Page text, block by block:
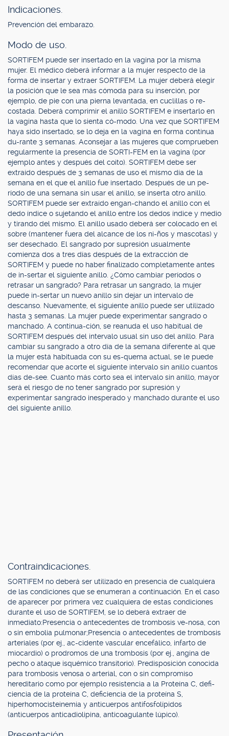
Indicaciones.
Prevención del embarazo.
Modo de uso.
SORTIFEM puede ser insertado en la vagina por la misma
mujer. El médico deberá informar a la mujer respecto de la
forma de insertar y extraer SORTIFEM. La mujer deberá elegir
la posición que le sea más cómoda para su inserción, por
ejemplo, de pie con una pierna levantada, en cuclillas o re-
costada. Deberá comprimir el anillo SORTIFEM e insertarlo en
la vagina hasta que lo sienta có-modo. Una vez que SORTIFEM
haya sido insertado, se lo deja en la vagina en forma continua
du-rante 3 semanas. Aconsejar a las mujeres que comprueben
regularmente la presencia de SORTI-FEM en la vagina (por
ejemplo antes y después del coito). SORTIFEM debe ser
extraído después de 3 semanas de uso el mismo día de la
semana en el que el anillo fue insertado. Después de un pe-
ríodo de una semana sin usar el anillo, se inserta otro anillo.
SORTIFEM puede ser extraído engan-chando el anillo con el
dedo índice o sujetando el anillo entre los dedos índice y medio
y tirando del mismo. El anillo usado deberá ser colocado en el
sobre (mantener fuera del alcance de los ni-ños y mascotas) y
ser desechado. El sangrado por supresión usualmente
comienza dos a tres días después de la extracción de
SORTIFEM y puede no haber finalizado completamente antes
de in-sertar el siguiente anillo. ¿Cómo cambiar períodos o
retrasar un sangrado? Para retrasar un sangrado, la mujer
puede in-sertar un nuevo anillo sin dejar un intervalo de
descanso. Nuevamente, el siguiente anillo puede ser utilizado
hasta 3 semanas. La mujer puede experimentar sangrado o
manchado. A continua-ción, se reanuda el uso habitual de
SORTIFEM después del intervalo usual sin uso del anillo. Para
cambiar su sangrado a otro día de la semana diferente al que
la mujer está habituada con su es-quema actual, se le puede
recomendar que acorte el siguiente intervalo sin anillo cuantos
días de-see. Cuanto más corto sea el intervalo sin anillo, mayor
será el riesgo de no tener sangrado por supresión y
experimentar sangrado inesperado y manchado durante el uso
del siguiente anillo.
Contraindicaciones.
SORTIFEM no deberá ser utilizado en presencia de cualquiera
de las condiciones que se enumeran a continuación. En el caso
de aparecer por primera vez cualquiera de estas condiciones
durante el uso de SORTIFEM, se lo deberá extraer de
inmediato:Presencia o antecedentes de trombosis ve-nosa, con
o sin embolia pulmonar;Presencia o antecedentes de trombosis
arteriales (por ej., ac-cidente vascular encefálico, infarto de
miocardio) o prodromos de una trombosis (por ej., angina de
pecho o ataque isquémico transitorio). Predisposición conocida
para trombosis venosa o arterial, con o sin compromiso
hereditario como por ejemplo resistencia a la Proteína C, defi-
ciencia de la proteína C, deficiencia de la proteína S,
hiperhomocisteinemia y anticuerpos antifosfolípidos
(anticuerpos anticadiolipina, anticoagulante lúpico).